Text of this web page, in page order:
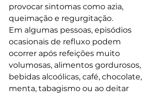
provocar sintomas como azia,
queimação e regurgitação.
Em algumas pessoas, episódios
ocasionais de refluxo podem
ocorrer após refeições muito
volumosas, alimentos gordurosos,
bebidas alcoólicas, café, chocolate,
menta, tabagismo ou ao deitar